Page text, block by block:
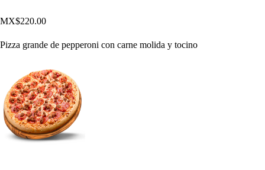
MX$220.00
Pizza grande de pepperoni con carne molida y tocino